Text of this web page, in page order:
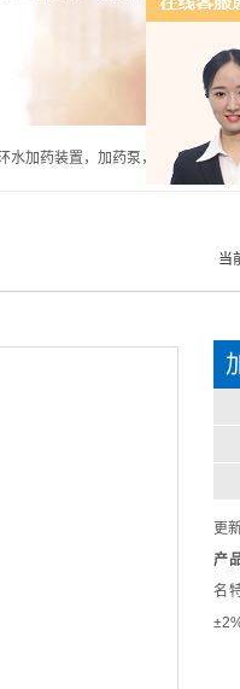
水加药装置，加药泵，计量泵，气
当
更
产
名